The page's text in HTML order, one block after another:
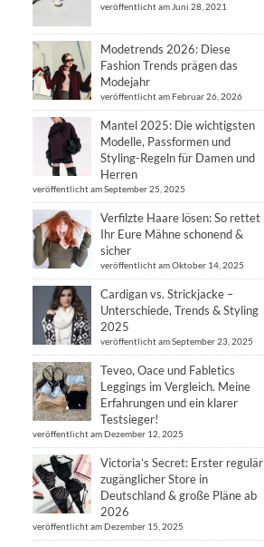
veröffentlicht am Juni 28, 2021
Modetrends 2026: Diese
Fashion Trends prägen das
Modejahr
veröffentlicht am Februar 26, 2026
Mantel 2025: Die wichtigsten
Modelle, Passformen und
Styling-Regeln für Damen und
Herren
veröffentlicht am September 25, 2025
Verfilzte Haare lösen: So rettet
Ihr Eure Mähne schonend &
sicher
veröffentlicht am Oktober 14, 2025
Cardigan vs. Strickjacke –
Unterschiede, Trends & Styling
2025
veröffentlicht am September 23, 2025
Teveo, Oace und Fabletics
Leggings im Vergleich. Meine
Erfahrungen und ein klarer
Testsieger!
veröffentlicht am Dezember 12, 2025
Victoria’s Secret: Erster regulär
zugänglicher Store in
Deutschland & große Pläne ab
2026
veröffentlicht am Dezember 15, 2025